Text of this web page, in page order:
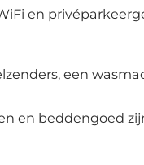
en
een
en beddengoed